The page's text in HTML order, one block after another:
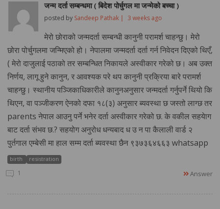
जन्म दर्ता सम्बन्धमा ( बिदेश पोर्चुगल मा जन्मेको बच्चा )
posted by Sandeep Pathak | 3 weeks ago
मेरो छोराको जन्मदर्ता सम्बन्धी कानुनी परामर्श चाहन्छु। मेरो
छोरा पोर्चुगलमा जन्मिएको हो। नेपालमा जन्मदर्ता दर्ता गर्न निवेदन दिएको थिएँ,
( मेरो दाजुलाई पठाको तर सम्बन्धित निकायले अस्वीकार गरेको छ। अब उक्त
निर्णय, लागू हुने कानुन, र आवश्यक परे थप कानुनी प्रक्रिया बारे परामर्श
चाहन्छु। स्थानीय पञ्जिकाधिकारीले कानुनअनुसार जन्मदर्ता गर्नुपर्ने थियो कि
थिएन, वा पञ्जीकरण ऐनको दफा १८(३) अनुसार ब्यवस्था छ जस्तो लाग्छ तर
parents नेपाल आउनु पर्ने भनेर दर्ता अस्वीकार गरेको छ. के वकील सहयेाग
बाट दर्ता संभव छ.? सहयोग अनुरोध धन्यबाद ध उ न पा कैलाली वार्ड २
पुर्तगाल एम्बेसी मा हाल सम्म दर्ता ब्यवस्था छैन ९३७३६४६६३ whatsapp
birth resistration
1 Answer